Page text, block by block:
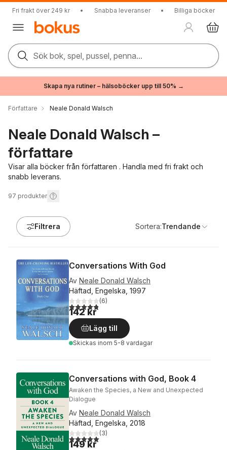
Fri frakt över 249 kr • Snabba leveranser • Billiga böcker
Sök bok, spel, pussel, penna...
Skapa nya rutiner – hälsoböcker upp till 50% →
Författare Neale Donald Walsch
Neale Donald Walsch –
författare
Visar alla böcker från författaren . Handla med fri frakt och
snabb leverans.
97 produkter
Filtrera Sortera:Trendande
Conversations With God
Av Neale Donald Walsch
Häftad, Engelska, 1997
4,8utav 5 stjärnor. Totalt antal röster:
(6)
142 kr
Lägg till
Skickas inom 5-8 vardagar
Conversations with God, Book 4
Awaken the Species, a New and Unexpected
Dialogue
Av Neale Donald Walsch
Häftad, Engelska, 2018
5,0utav 5 stjärnor. Totalt antal röster:
(3)
149 kr